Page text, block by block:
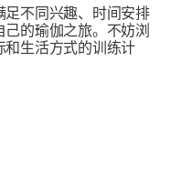
不同兴趣、时间安排
的瑜伽之旅。不妨浏
和生活方式的训练计